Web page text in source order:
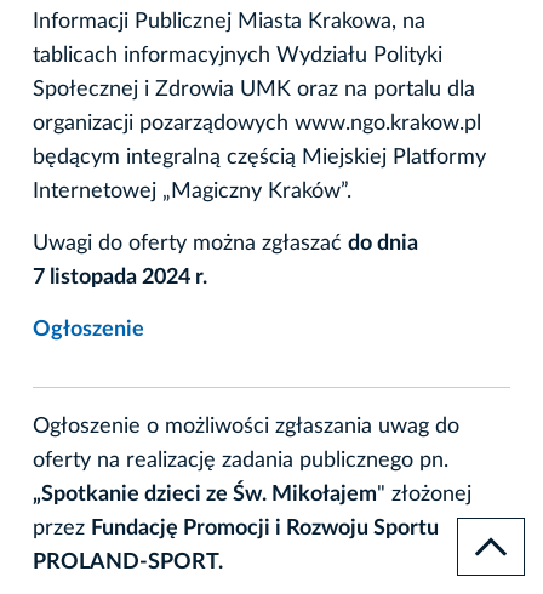
Informacji Publicznej Miasta Krakowa, na
tablicach informacyjnych Wydziału Polityki
Społecznej i Zdrowia UMK oraz na portalu dla
organizacji pozarządowych www.ngo.krakow.pl
będącym integralną częścią Miejskiej Platformy
Internetowej „Magiczny Kraków”.
Uwagi do oferty można zgłaszać do dnia
7 listopada 2024 r.
Ogłoszenie
Ogłoszenie o możliwości zgłaszania uwag do
oferty na realizację zadania publicznego pn.
„Spotkanie dzieci ze Św. Mikołajem" złożonej
przez Fundację Promocji i Rozwoju Sportu
PROLAND-SPORT.